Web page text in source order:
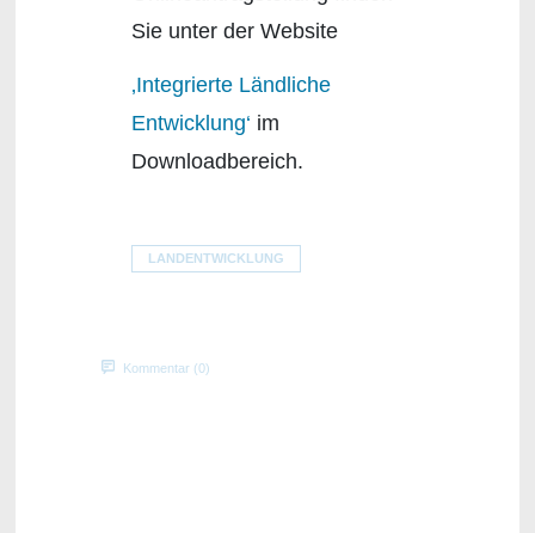
Sie unter der Website
‚Integrierte Ländliche
Entwicklung‘ im
Downloadbereich.
LANDENTWICKLUNG
Kommentar (0)